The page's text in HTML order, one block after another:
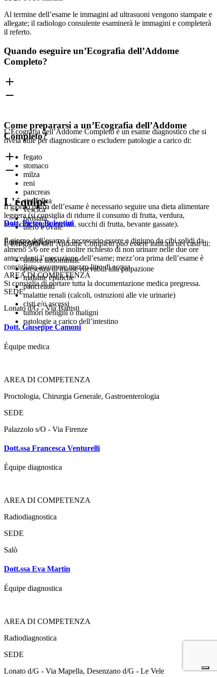
Al termine dell’esame le immagini ad ultrasuoni vengono stampate e
allegate; il radiologo consulente esaminerà le immagini e completerà
il referto.
Quando eseguire un’Ecografia dell’Addome
Completo?
L’Ecografia dell’Addome Completo è un esame diagnostico che si
rivela utile per diagnosticare o escludere patologie a carico di:
fegato
stomaco
milza
reni
pancreas
cistifellea
vescica
prostata
utero e ovaie
L’Ecografia dell’Addome Completo può essere indicata nel caso di:
dolore addominale
presenza di masse rilevabili alla palpazione
malattie epatiche
pancreatiti
malattie renali (calcoli, ostruzioni alle vie urinarie)
cisti e/o ascessi
tumori benigni o maligni
patologie a carico dell’intestino
Come prepararsi a un’Ecografia dell’Addome
Completo?
Il giorno prima dell’esame è necessario seguire una dieta alimentare
leggera (si consiglia di ridurre il consumo di frutta, verdura,
insaccati, sughi, cereali, succhi di frutta, bevante gassate).
Il giorno dell’esame è necessario essere a digiuno da cibi solidi da
almeno 5/6 ore ed è inoltre richiesto di non urinare nelle due ore
antecedenti l’esecuzione dell’esame; mezz’ora prima dell’esame è
consigliato assumere mezzo litro di acqua.
Si consiglia di portare tutta la documentazione medica pregressa.
L'équipe
Dott. Pietro Bolentini
Équipe medica
AREA DI COMPETENZA
SEDE
Lonato d/G - Via Battisti
Dott. Giuseppe Camoni
Équipe medica
AREA DI COMPETENZA
Proctologia, Chirurgia Generale, Gastroenterologia
SEDE
Palazzolo s/O - Via Firenze
Dott.ssa Francesca Venturelli
Équipe diagnostica
AREA DI COMPETENZA
Radiodiagnostica
SEDE
Salò
Dott.ssa Eva Martin
Équipe diagnostica
AREA DI COMPETENZA
Radiodiagnostica
SEDE
Lonato d/G - Via Mapella, Desenzano d/G - Le Vele